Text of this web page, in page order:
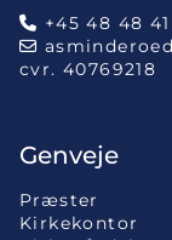
 +45 48 48 41

cvr. 40769218
Genveje
Præster
Kirkekontor